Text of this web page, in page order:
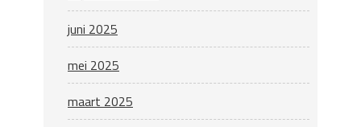
juni 2025
mei 2025
maart 2025